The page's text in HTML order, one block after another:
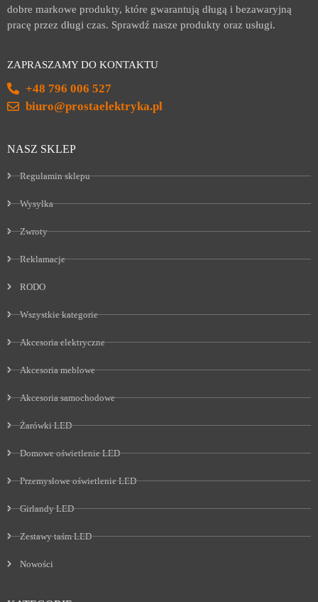
dobre markowe produkty, które gwarantują długą i bezawaryjną
pracę przez długi czas. Sprawdź nasze produkty oraz usługi.
ZAPRASZAMY DO KONTAKTU
+48 796 006 527
biuro@prostaelektryka.pl
NASZ SKLEP
Regulamin sklepu
Wysyłka
Zwroty
Reklamacje
RODO
Wszystkie kategorie
Akcesoria elektryczne
Akcesoria meblowe
Akcesoria samochodowe
Żarówki LED
Domowe oświetlenie LED
Przemysłowe oświetlenie LED
Girlandy LED
Zestawy taśm LED
Nowości